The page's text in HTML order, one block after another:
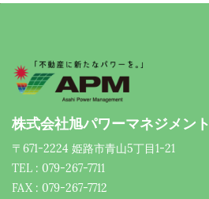
株式会社旭パワーマネジメント
〒671-2224 姫路市青山5丁目1-21
TEL : 079-267-7711
FAX : 079-267-7712